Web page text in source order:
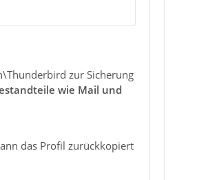
zur Sicherung
wie Mail und
das Profil zurückkopiert